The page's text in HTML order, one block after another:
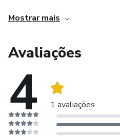
Espero que meus produtos
Mostrar mais
Avaliações
4 1 avaliações